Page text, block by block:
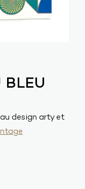
BLEU
design arty et